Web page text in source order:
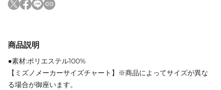
商品説明
●素材:ポリエステル100%
【ミズノメーカーサイズチャート】※商品によってサイズが異な
る場合が御座います。